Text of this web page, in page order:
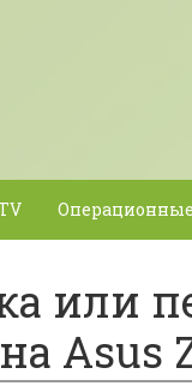
или
Asus